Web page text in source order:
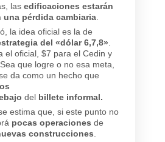
las edificaciones estarán
pérdida cambiaria
la idea oficial es la de
del «dólar 6,7,8»
el oficial, $7 para el Cedin y
que logre o no esa meta,
da como un hecho que
del billete informal.
estima que, si este punto no
pocas operaciones de
construcciones